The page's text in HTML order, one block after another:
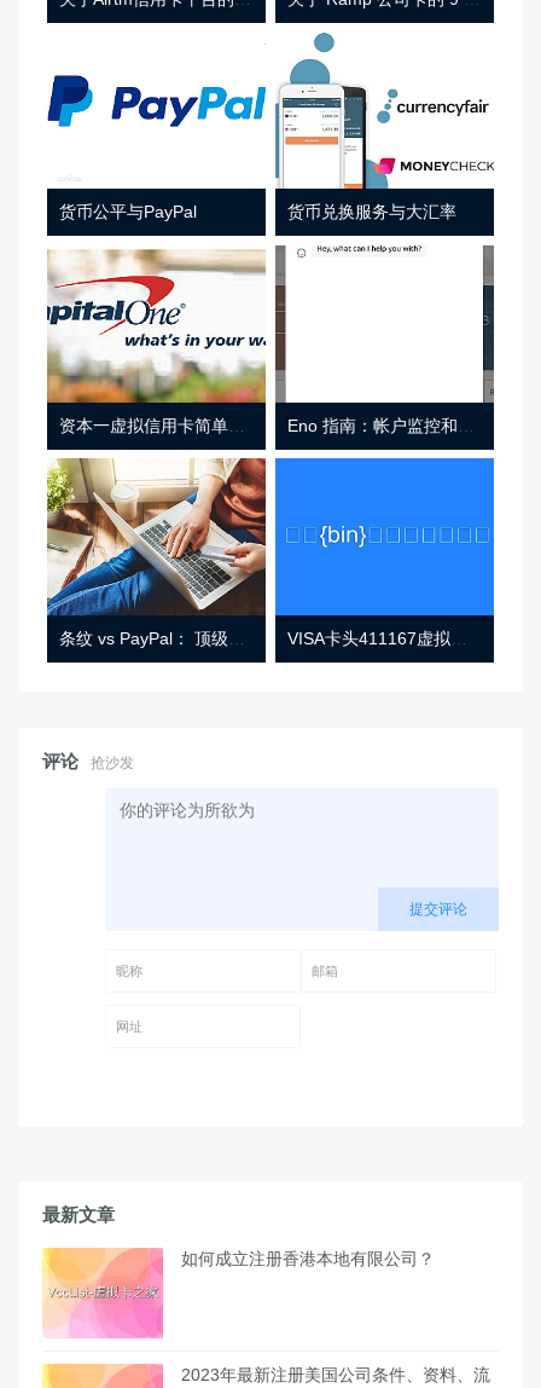
货币公平与PayPal 货币兑换服务与大汇率
资本一虚拟信用卡简单介绍
条纹 vs PayPal： 顶级功能， 定价 （和更多！ VISA卡头411167虚拟卡基础信息
评论 抢沙发
提交评论
最新文章
如何成立注册香港本地有限公司？
2023年最新注册美国公司条件、资料、流